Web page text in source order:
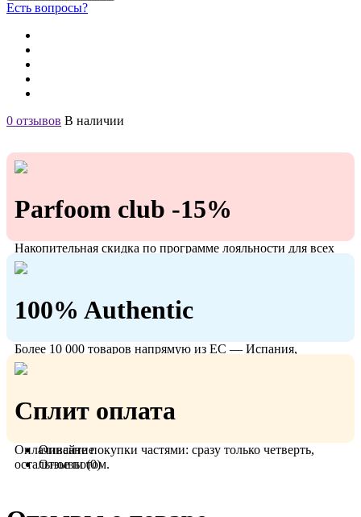
Есть вопросы?
0 отзывов В наличии
Parfoom club -15%
Накопительная скидка по программе лояльности для всех
кто с нами!
100% Authentic
Более 10 000 товаров напрямую из ЕС — Испания,
Польша, Германия.
Сплит оплата
Оплачивайте покупки частями: сразу только четверть,
остальное потом.
Описание
Отзывы (0)